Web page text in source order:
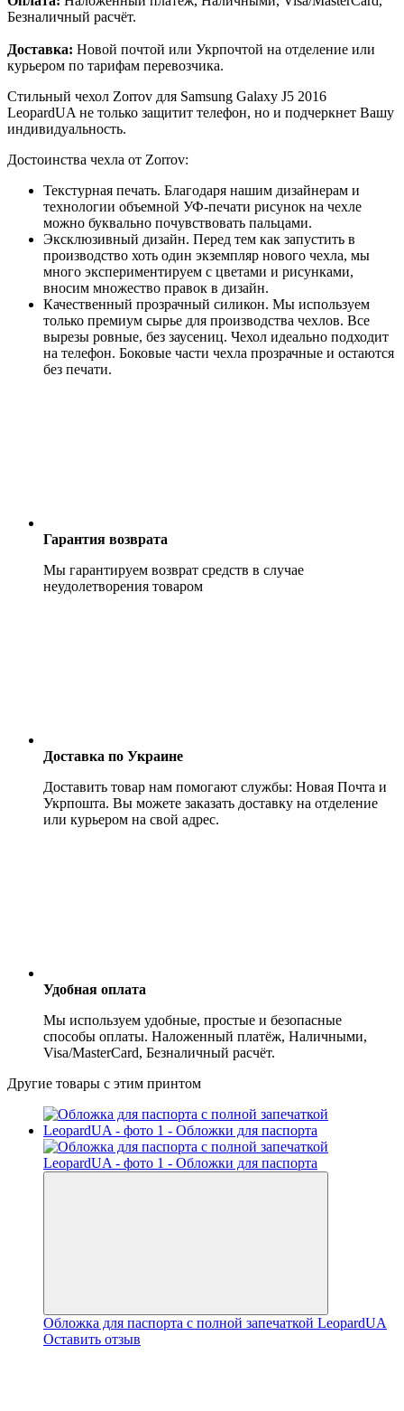
Безналичный расчёт.
Доставка: Новой почтой или Укрпочтой на отделение или
курьером по тарифам перевозчика.
Стильный чехол Zorrov для Samsung Galaxy J5 2016
LeopardUA не только защитит телефон, но и подчеркнет Вашу
индивидуальность.
Достоинства чехла от Zorrov:
Текстурная печать. Благодаря нашим дизайнерам и
технологии объемной УФ-печати рисунок на чехле
можно буквально почувствовать пальцами.
Эксклюзивный дизайн. Перед тем как запустить в
производство хоть один экземпляр нового чехла, мы
много экспериментируем с цветами и рисунками,
вносим множество правок в дизайн.
Качественный прозрачный силикон. Мы используем
только премиум сырье для производства чехлов. Все
вырезы ровные, без заусениц. Чехол идеально подходит
на телефон. Боковые части чехла прозрачные и остаются
без печати.
Гарантия возврата
Мы гарантируем возврат средств в случае
неудолетворения товаром
Доставка по Украине
Доставить товар нам помогают службы: Новая Почта и
Укрпошта. Вы можете заказать доставку на отделение
или курьером на свой адрес.
Удобная оплата
Мы используем удобные, простые и безопасные
способы оплаты. Наложенный платёж, Наличными,
Visa/MasterCard, Безналичный расчёт.
Другие товары с этим принтом
Обложка для паспорта с полной запечаткой LeopardUA
Оставить отзыв